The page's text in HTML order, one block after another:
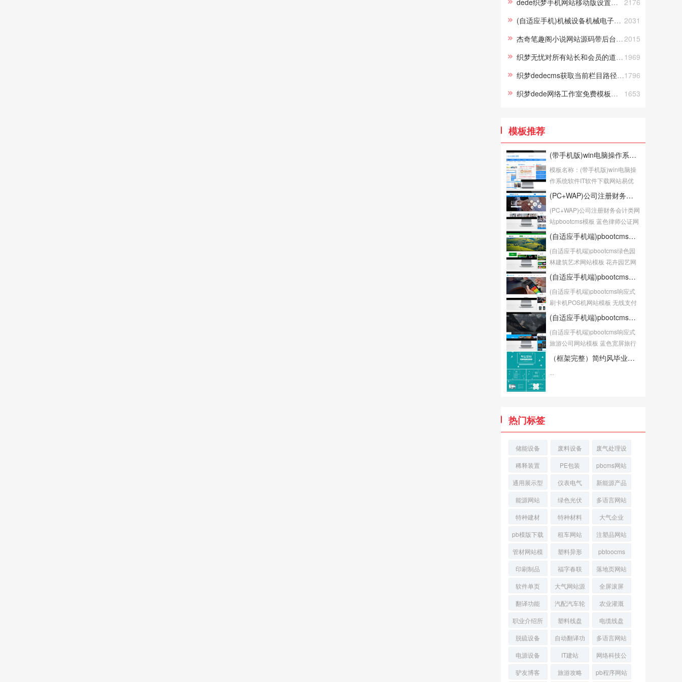
2176
dede织梦手机网站移动版设置二级域名的m开头的方法（完整实战篇
2031
(自适应手机)机械设备机械电子行业网站模板 激光设备网站pbootcms源码下载
2015
杰奇笔趣阁小说网站源码带后台全自动采集小说网站源码（带手机带app带采集规则）
1969
织梦无忧对所有站长和会员的道歉信
1796
织梦dedecms获取当前栏目路径及栏目名称
1653
织梦dede网络工作室免费模板下载
模板推荐
(带手机版)win电脑操作系统软件IT软件下载网站易优CMS模板下载
模板名称：(带手机版)win电脑操
作系统软件IT软件下载网站易优
CMS模板下载模...
(PC+WAP)公司注册财务会计类网站pbootcms模板 蓝色律师公证网站源码下载
(PC+WAP)公司注册财务会计类网
站pbootcms模板 蓝色律师公证网
站源码...
(自适应手机端)pbootcms绿色园林建筑艺术网站模板 花卉园艺网站源码下载
(自适应手机端)pbootcms绿色园
林建筑艺术网站模板 花卉园艺网
站源码下载P...
(自适应手机端)pbootcms响应式刷卡机POS机网站模板 无线支付设备网站源码
(自适应手机端)pbootcms响应式
刷卡机POS机网站模板 无线支付
设备网站源...
(自适应手机端)pbootcms响应式旅游公司网站模板 蓝色宽屏旅行社网站源码下载
(自适应手机端)pbootcms响应式
旅游公司网站模板 蓝色宽屏旅行
社网站源码下...
（框架完整）简约风毕业答辩论文答辩模板下载
热门标签
储能设备 废料设备
废气处理设
备
稀释装置 PE包装
pbcms网站
通用展示型
仪表电气
新能源产品
能源网站
绿色光伏
多语言网站
特种建材
特种材料
大气企业
pb模版下载
租车网站
注塑品网站
管材网站模
板
塑料异形
pbtoocms
网站
印刷制品 福字春联
落地页网站
软件单页
大气网站源
码
全屏滚屏
翻译功能
汽配汽车轮
胎
农业灌溉
职业介绍所
塑料线盘
电缆线盘
脱硫设备
自动翻译功
能
多语言网站
源码
电源设备 IT建站
网络科技公
司
驴友博客 旅游攻略 pb程序网站